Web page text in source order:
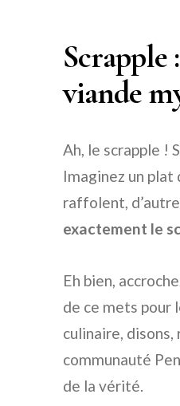
Scrapple
viande
Ah, le scrapple !
Imaginez un
raffolent,
exactement le
Eh bien,
de ce mets pour
culinaire,
communauté
de la vérité.